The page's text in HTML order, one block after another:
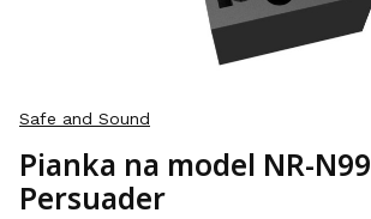
Safe and Sound
Pianka na model NR-N99
Persuader